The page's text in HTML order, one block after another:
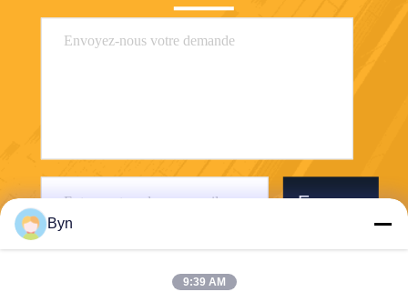
Envoyer
Byn
9:39 AM